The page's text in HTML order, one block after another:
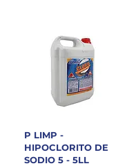
P LIMP -
HIPOCLORITO DE
SODIO 5 - 5LL